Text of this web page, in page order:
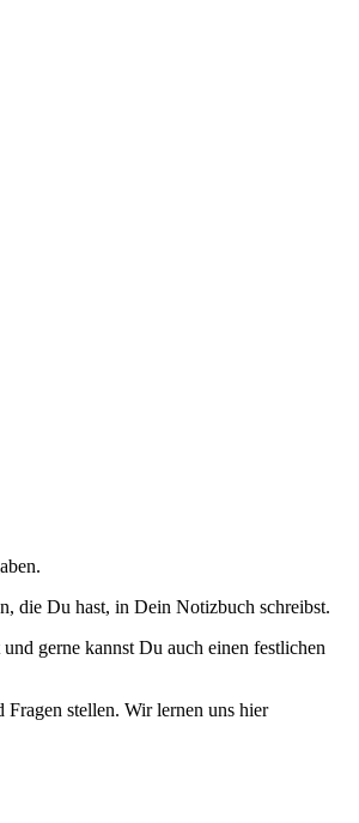
die Du hast, in Dein Notizbuch schreibst.
gerne kannst Du auch einen festlichen
stellen. Wir lernen uns hier